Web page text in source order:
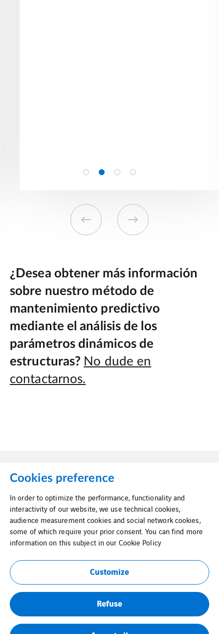
¿Desea obtener más información
sobre nuestro método de
mantenimiento predictivo
mediante el análisis de los
parámetros dinámicos de
estructuras? No dude en
contactarnos.
Mapa del sitio Cookies
Aviso Legal
Eliminación de
datos
Cookies preference
In order to optimize the performance, functionality and
interactivity of our website, we use technical cookies,
audience measurement cookies and social network cookies,
some of which require your prior consent. You can find more
information on this subject in our Cookie Policy
Customize
Refuse